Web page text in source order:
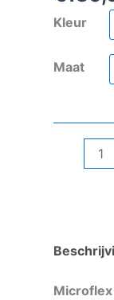
Kleur
Maat
Microflex